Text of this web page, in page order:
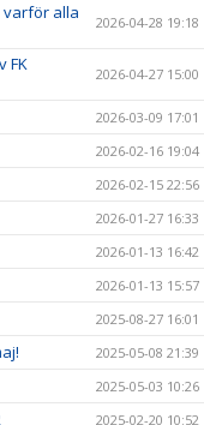
varför alla
2026-04-28 19:18
FK
2026-04-27 15:00
2026-03-09 17:01
2026-02-16 19:04
2026-02-15 22:56
2026-01-27 16:33
2026-01-13 16:42
2026-01-13 15:57
2025-08-27 16:01
2025-05-08 21:39
2025-05-03 10:26
2025-02-20 10:52